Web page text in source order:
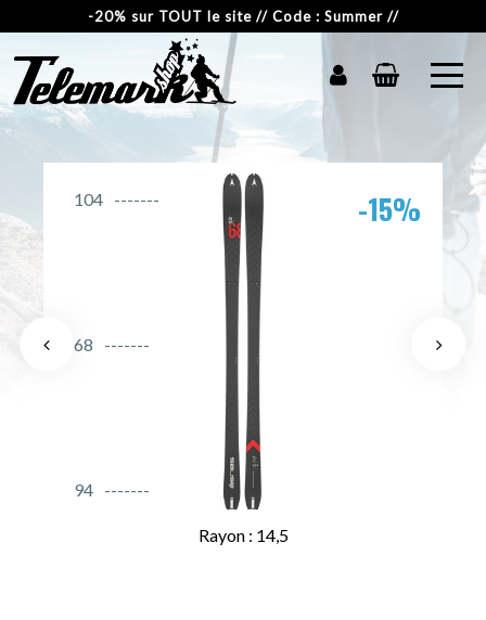
-20% sur TOUT le site // Code : Summer //
104
68
94
-15%
Rayon : 14,5